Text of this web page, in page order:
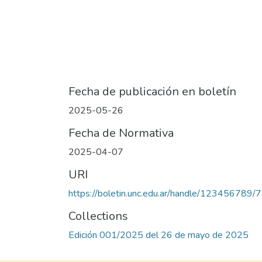
Fecha de publicación en boletín
2025-05-26
Fecha de Normativa
2025-04-07
URI
https://boletin.unc.edu.ar/handle/123456789/
Collections
Edición 001/2025 del 26 de mayo de 2025